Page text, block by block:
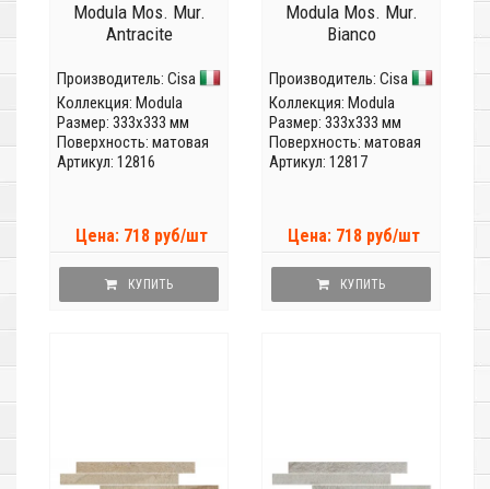
Modula Mos. Mur.
Antracite
Производитель: Cisa
Коллекция: Modula
Размер: 333x333 мм
Поверхность: матовая
Артикул: 12816
Цена: 718 руб/шт
КУПИТЬ
Modula Mos. Mur.
Bianco
Производитель: Cisa
Коллекция: Modula
Размер: 333x333 мм
Поверхность: матовая
Артикул: 12817
Цена: 718 руб/шт
КУПИТЬ